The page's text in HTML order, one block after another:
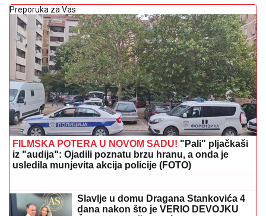
Preporuka za Vas
FILMSKA POTERA U NOVOM SADU! "Pali" pljačkaši
iz "audija": Ojadili poznatu brzu hranu, a onda je
usledila munjevita akcija policije (FOTO)
istoriju u Norveškoj! Dao gol Bodeu sa
samo 15 godina